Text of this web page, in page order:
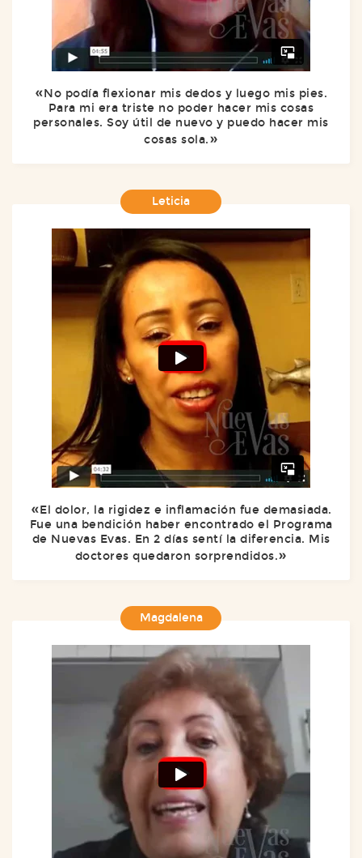
No podía flexionar mis dedos y luego mis pies.
Para mi era triste no poder hacer mis cosas
personales. Soy útil de nuevo y puedo hacer mis
cosas sola.
Leticia
El dolor, la rigidez e inflamación fue demasiada.
Fue una bendición haber encontrado el Programa
de Nuevas Evas. En 2 días sentí la diferencia. Mis
doctores quedaron sorprendidos.
Magdalena